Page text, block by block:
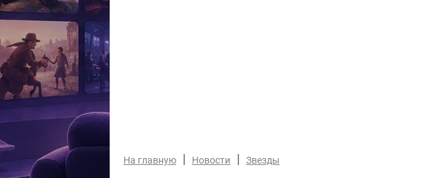
На главную | Новости | Звезды